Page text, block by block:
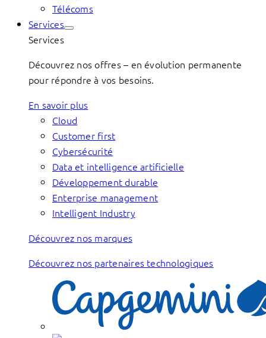
Télécoms
Services
Services
Découvrez nos offres – en évolution permanente
pour répondre à vos besoins.
En savoir plus
Cloud
Customer first
Cybersécurité
Data et intelligence artificielle
Développement durable
Enterprise management
Intelligent Industry
Découvrez nos marques
Découvrez nos partenaires technologiques